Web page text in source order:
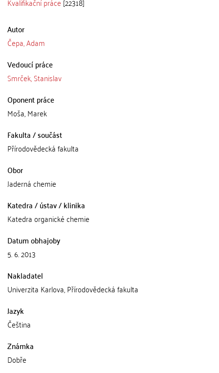
Autor
Čepa, Adam
Vedoucí práce
Smrček, Stanislav
Oponent práce
Moša, Marek
Fakulta / součást
Přírodovědecká fakulta
Obor
Jaderná chemie
Katedra / ústav / klinika
Katedra organické chemie
Datum obhajoby
5. 6. 2013
Nakladatel
Univerzita Karlova, Přírodovědecká fakulta
Jazyk
Čeština
Známka
Dobře